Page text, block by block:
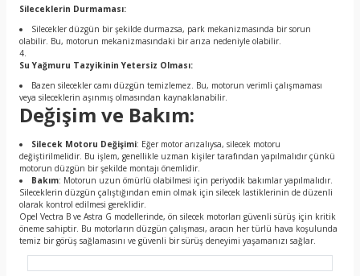
Sileceklerin Durmaması:
Silecekler düzgün bir şekilde durmazsa, park mekanizmasında bir sorun
olabilir. Bu, motorun mekanizmasındaki bir arıza nedeniyle olabilir.
Su Yağmuru Tazyikinin Yetersiz Olması:
Bazen silecekler camı düzgün temizlemez. Bu, motorun verimli çalışmaması
veya sileceklerin aşınmış olmasından kaynaklanabilir.
Değişim ve Bakım:
Silecek Motoru Değişimi: Eğer motor arızalıysa, silecek motoru
değiştirilmelidir. Bu işlem, genellikle uzman kişiler tarafından yapılmalıdır çünkü
motorun düzgün bir şekilde montajı önemlidir.
Bakım: Motorun uzun ömürlü olabilmesi için periyodik bakımlar yapılmalıdır.
Sileceklerin düzgün çalıştığından emin olmak için silecek lastiklerinin de düzenli
olarak kontrol edilmesi gereklidir.
Opel Vectra B ve Astra G modellerinde, ön silecek motorları güvenli sürüş için kritik
öneme sahiptir. Bu motorların düzgün çalışması, aracın her türlü hava koşulunda
temiz bir görüş sağlamasını ve güvenli bir sürüş deneyimi yaşamanızı sağlar.